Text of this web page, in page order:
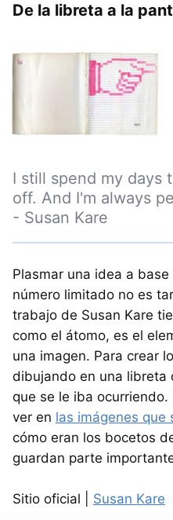
De la libreta a la
I still spend my days
off. And I'm always
- Susan Kare
Plasmar una idea a
número limitado no es
trabajo de Susan Kare
como el átomo, es el
una imagen. Para crear
dibujando en una libreta
que se le iba
ver en las imágenes que
cómo eran los bocetos
guardan parte
Sitio oficial | Susan Kare